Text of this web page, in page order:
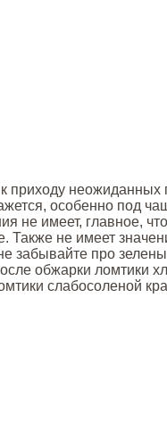
неожиданных
особенно под
не имеет, главное,
Также не имеет
забывайте про
обжарки ломтики
слабосоленой